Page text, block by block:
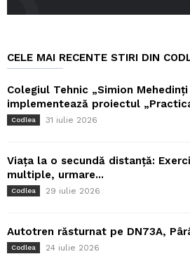
CELE MAI RECENTE STIRI DIN
Colegiul Tehnic „Simion Mehedinți
implementează proiectul
Codlea 31 iulie 2026
Viața la o secundă distanță:
multiple, urmare...
Codlea 29 iulie 2026
Autotren răsturnat pe DN73A,
Codlea 24 iulie 2026